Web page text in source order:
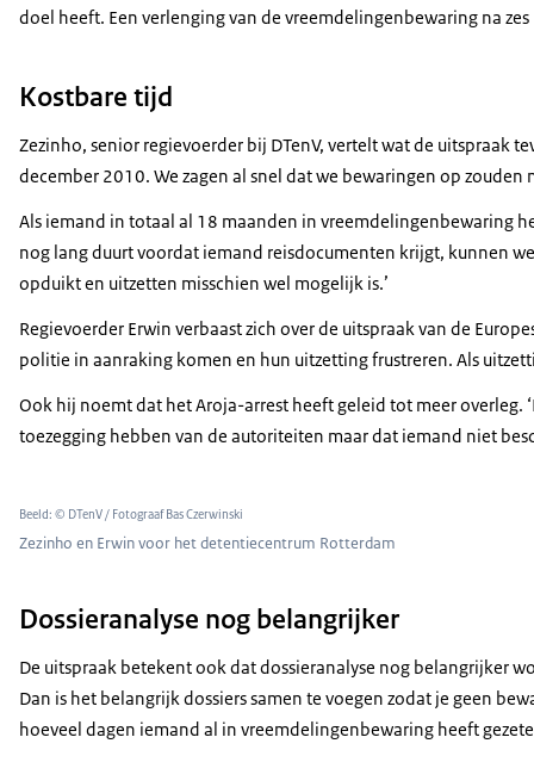
doel heeft. Een verlenging van de vreemdelingenbewaring na
Kostbare tijd
Zezinho, senior regievoerder bij DTenV, vertelt wat de uitspraak
december 2010. We zagen al snel dat we bewaringen op
Als iemand in totaal al 18 maanden in vreemdelingenbewaring
nog lang duurt voordat iemand reisdocumenten krijgt, kunnen
opduikt en uitzetten misschien wel mogelijk is.’
Regievoerder Erwin verbaast zich over de uitspraak van de
politie in aanraking komen en hun uitzetting frustreren. Als
Ook hij noemt dat het Aroja-arrest heeft geleid tot meer
toezegging hebben van de autoriteiten maar dat iemand niet
Beeld: © DTenV / Fotograaf Bas Czerwinski
Zezinho en Erwin voor het detentiecentrum Rotterdam
Dossieranalyse nog belangrijker
De uitspraak betekent ook dat dossieranalyse nog belangrijker
Dan is het belangrijk dossiers samen te voegen zodat je geen
hoeveel dagen iemand al in vreemdelingenbewaring heeft